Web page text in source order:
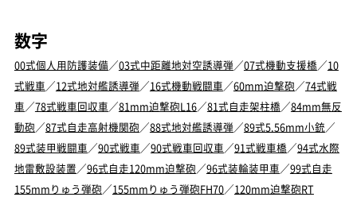
数字
00式個人用防護装備 ／03式中距離地対空誘導弾 ／07式機動支援橋 ／10
式戦車 ／12式地対艦誘導弾 ／16式機動戦闘車 ／60mm迫撃砲 ／74式戦
車 ／78式戦車回収車 ／81mm迫撃砲L16／81式自走架柱橋 ／84mm無反
動砲 ／87式自走高射機関砲 ／88式地対艦誘導弾 ／89式5.56mm小銃 ／
89式装甲戦闘車 ／90式戦車 ／90式戦車回収車 ／91式戦車橋 ／94式水際
地雷敷設装置 ／96式自走120mm迫撃砲 ／96式装輪装甲車 ／99式自走
155mmりゅう弾砲 ／155mmりゅう弾砲FH70／120mm迫撃砲RT